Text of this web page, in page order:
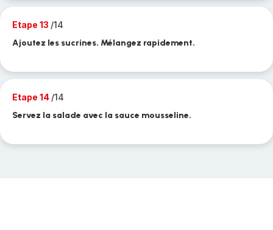
Etape 13 /14
Ajoutez les sucrines. Mélangez rapidement.
Etape 14 /14
Servez la salade avec la sauce mousseline.